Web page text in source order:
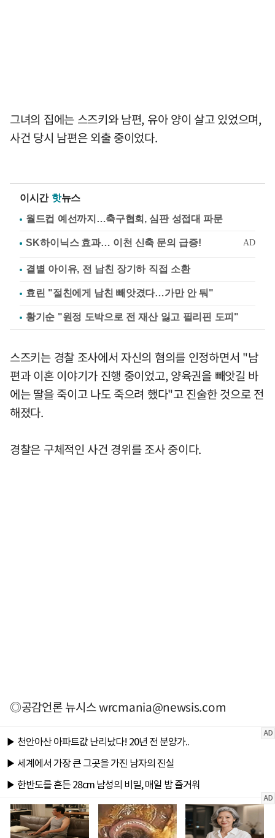
그녀의 집에는 스즈키와 남편, 유아 양이 살고 있었으며,
사건 당시 남편은 외출 중이었다.
이시간 핫뉴스
월드컵 예선까지…축구협회, 심판 성접대 파문
결별 아이유, 전 남친 장기하 직접 소환
효린 "절친에게 남친 빼앗겼다…가만 안 둬"
황기순 "원정 도박으로 전 재산 잃고 필리핀 도피"
스즈키는 경찰 조사에서 자신의 혐의를 인정하면서 "남
편과 이혼 이야기가 진행 중이었고, 양육권을 빼앗길 바
에는 딸을 죽이고 나도 죽으려 했다"고 진술한 것으로 전
해졌다.
경찰은 구체적인 사건 경위를 조사 중이다.
◎공감언론 뉴시스wrcmania@newsis.com